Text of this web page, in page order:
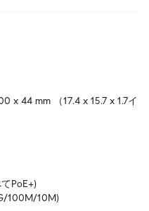
x 44 mm （17.4 x 15.7 x 1.7イ
PoE+)
100M/10M)